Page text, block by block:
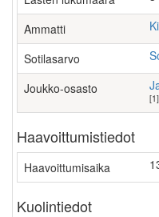
Ammatti
Sotilasarvo
Joukko-osasto
[1]
Haavoittumistiedot
Haavoittumisaika
Kuolintiedot